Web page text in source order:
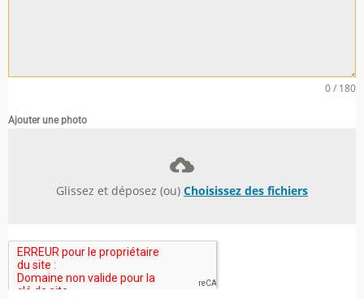
0 / 180
Ajouter une photo
Glissez et déposez (ou) Choisissez des fichiers